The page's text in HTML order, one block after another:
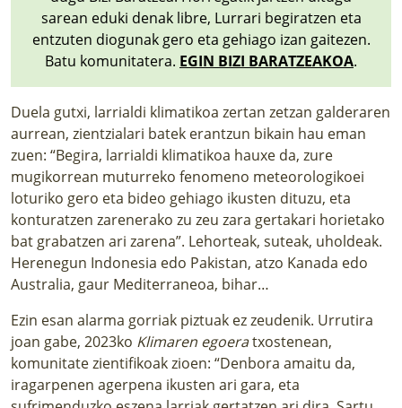
LURRAREN AGENDA
AZOKA
sarean eduki denak libre, Lurrari begiratzen eta
entzuten diogunak gero eta gehiago izan gaitezen.
Batu komunitatera. EGIN BIZI BARATZEAKOA.
Duela gutxi, larrialdi klimatikoa zertan zetzan galderaren
aurrean, zientzialari batek erantzun bikain hau eman
zuen: “Begira, larrialdi klimatikoa hauxe da, zure
mugikorrean muturreko fenomeno meteorologikoei
loturiko gero eta bideo gehiago ikusten dituzu, eta
konturatzen zarenerako zu zeu zara gertakari horietako
bat grabatzen ari zarena”. Lehorteak, suteak, uholdeak.
Herenegun Indonesia edo Pakistan, atzo Kanada edo
Australia, gaur Mediterraneoa, bihar…
Ezin esan alarma gorriak piztuak ez zeudenik. Urrutira
joan gabe, 2023ko Klimaren egoeratxostenean,
komunitate zientifikoak zioen: “Denbora amaitu da,
iragarpenen agerpena ikusten ari gara, eta